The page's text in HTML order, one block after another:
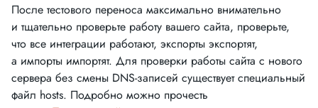
После тестового переноса максимально внимательно
и тщательно проверьте работу вашего сайта, проверьте,
что все интеграции работают, экспорты экспортят,
а импорты импортят. Для проверки работы сайта с нового
сервера без смены DNS-записей существует специальный
файл hosts. Подробно можно прочесть